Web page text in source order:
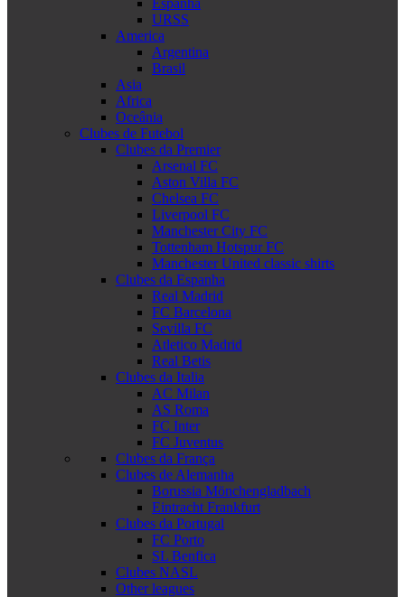
Espanha
URSS
America
Argentina
Brasil
Asia
Africa
Oceânia
Clubes de Futebol
Clubes da Premier
Arsenal FC
Aston Villa FC
Chelsea FC
Liverpool FC
Manchester City FC
Tottenham Hotspur FC
Manchester United classic shirts
Clubes da Espanha
Real Madrid
FC Barcelona
Sevilla FC
Atletico Madrid
Real Betis
Clubes da Italia
AC Milan
AS Roma
FC Inter
FC Juventus
Clubes da França
Clubes de Alemanha
Borussia Mönchengladbach
Eintracht Frankfurt
Clubes da Portugal
FC Porto
SL Benfica
Clubes NASL
Other leagues